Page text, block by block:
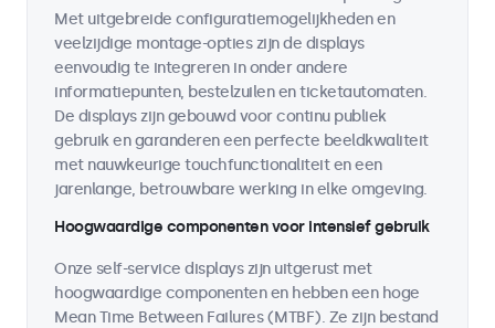
Met uitgebreide configuratiemogelijkheden en
veelzijdige montage-opties zijn de displays
eenvoudig te integreren in onder andere
informatiepunten, bestelzuilen en ticketautomaten.
De displays zijn gebouwd voor continu publiek
gebruik en garanderen een perfecte beeldkwaliteit
met nauwkeurige touchfunctionaliteit en een
jarenlange, betrouwbare werking in elke omgeving.
Hoogwaardige componenten voor intensief gebruik
Onze self-service displays zijn uitgerust met
hoogwaardige componenten en hebben een hoge
Mean Time Between Failures (MTBF). Ze zijn bestand